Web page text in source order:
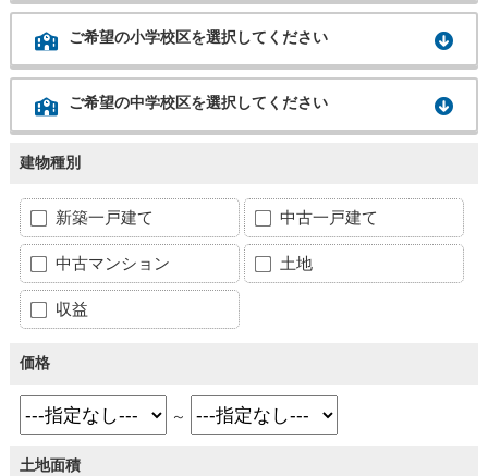
ご希望の小学校区を選択してください
ご希望の中学校区を選択してください
建物種別
新築一戸建て 中古一戸建て
中古マンション 土地
収益
価格
～
土地面積